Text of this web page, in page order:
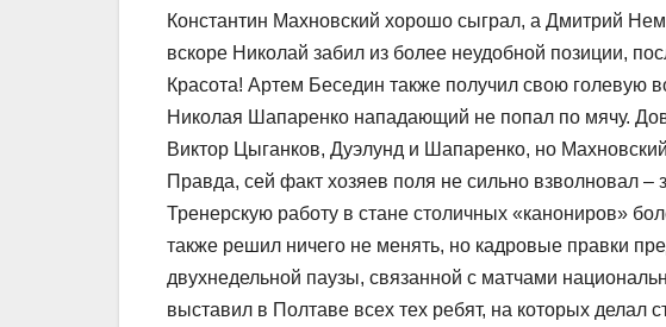
Константин Махновский хорошо сыграл, а Дмитрий
вскоре Николай забил из более неудобной позиции,
Красота! Артем Беседин также получил свою голевую
Николая Шапаренко нападающий не попал по мячу.
Виктор Цыганков, Дуэлунд и Шапаренко, но
Правда, сей факт хозяев поля не сильно взволновал
Тренерскую работу в стане столичных «канониров»
также решил ничего не менять, но кадровые правки
двухнедельной паузы, связанной с матчами
выставил в Полтаве всех тех ребят, на которых делал